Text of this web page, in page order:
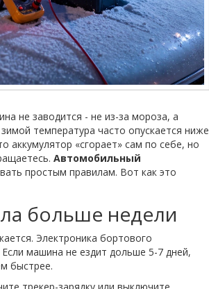
не заводится - не из-за мороза, а
температура часто опускается ниже
аккумулятор «сгорает» сам по себе, но
Автомобильный
простым правилам. Вот как это
больше недели
Электроника бортового
машина не ездит дольше 5-7 дней,
быстрее.